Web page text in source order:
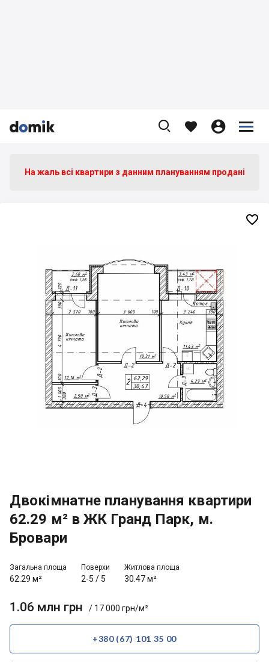


    


На жаль всі квартири з данним плануванням продані
Двокімнатне планування квартири
62.29 м² в ЖК Гранд Парк, м.
Бровари
Загальна площа
62.29 м²
Поверхи
2-5 / 5
Житлова площа
30.47 м²
1.06 млн грн / 17 000 грн/м²
+380 (67) 101 35 00
